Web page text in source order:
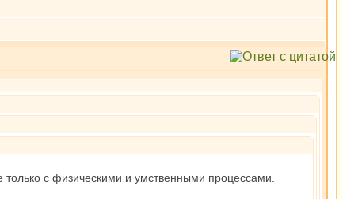
только с физическими и умственными процессами.